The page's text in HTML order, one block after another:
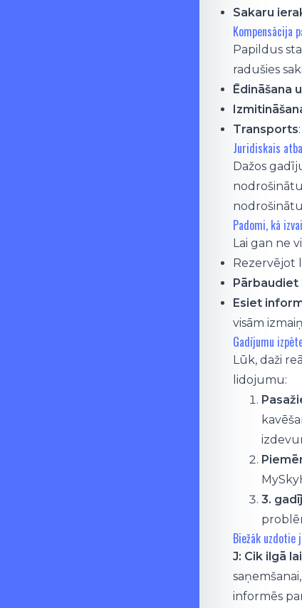
Sakaru
Kompensācija
Papildus
radušies
Ēdināšana
Transports
Juridiskais
Dažos
Padomi, kā
Lai gan ne
Rezervējot
Pārbaudiet
Esiet
visām
Gadījumu
Lūk, daži
lidojumu:
3.
Biežāk uzdotie
J: Cik ilgā
informēs